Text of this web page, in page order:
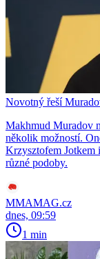
Novotný řeší
Makhmud Muradov
několik možností.
Krzysztofem Jotkem
různé podoby.
MMAMAG.cz
dnes, 09:59
1 min